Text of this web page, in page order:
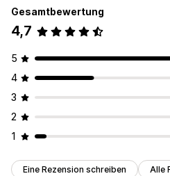
Gesamtbewertung
4,7
5
4
3
2
1
Eine Rezension schreiben Alle